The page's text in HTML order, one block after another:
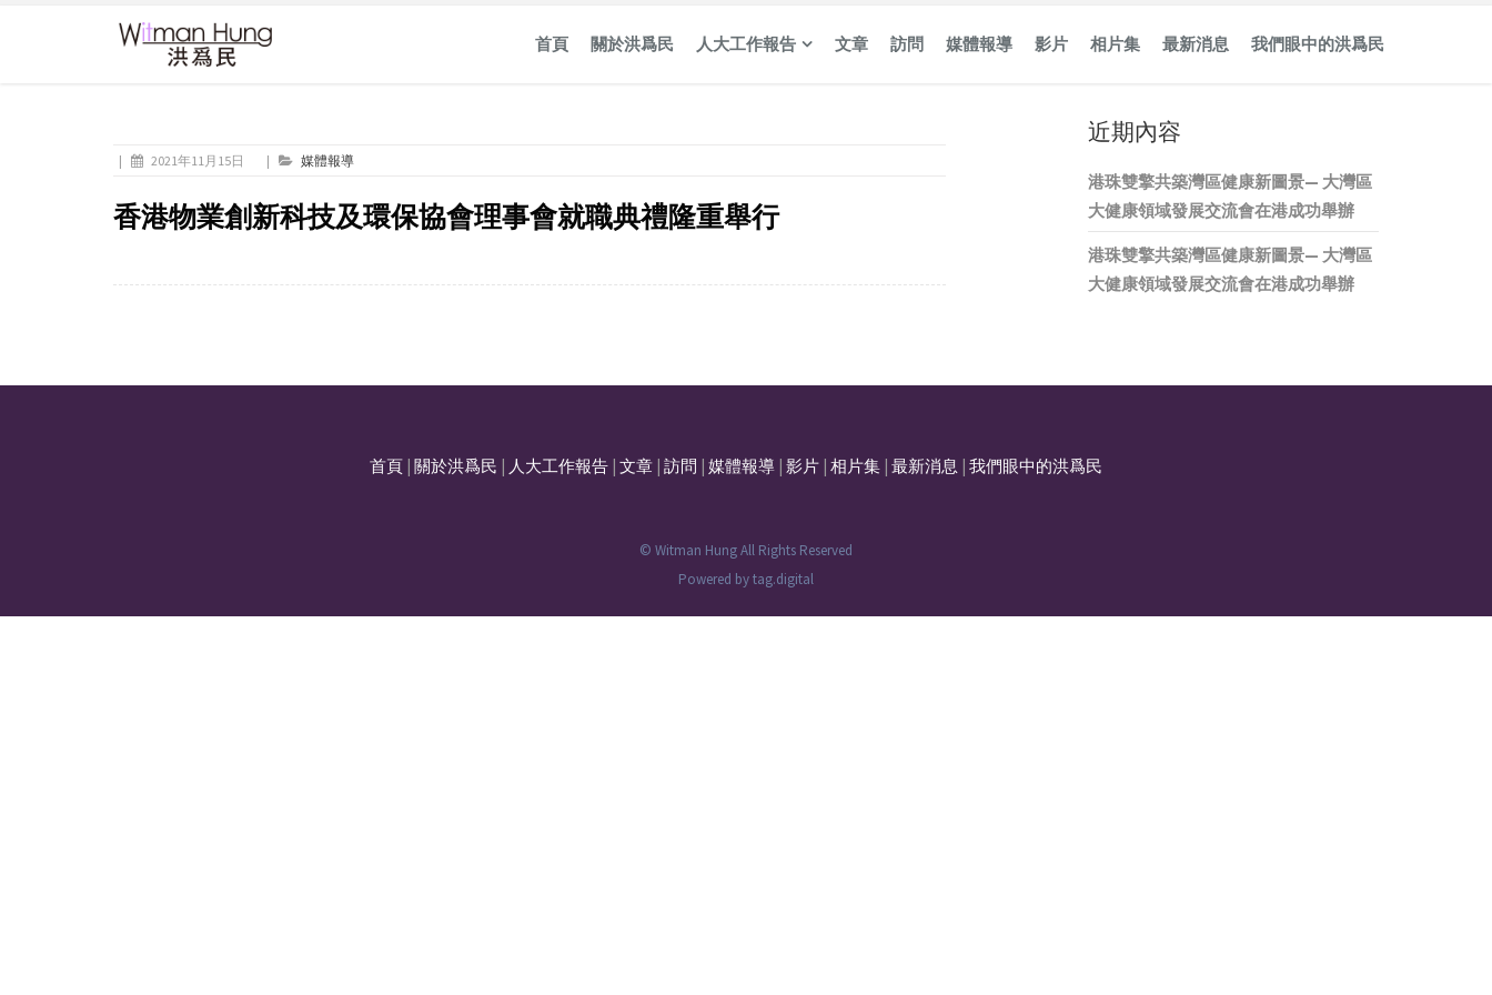
首頁 關於洪爲民 人大工作報告 文章 訪問 媒體報導 影片 相片集 最新消息 我們眼中的洪爲民
| 2021年11月15日 | 媒體報導
香港物業創新科技及環保協會理事會就職典禮隆重舉行
近期內容
港珠雙擎共築灣區健康新圖景— 大灣區
大健康領域發展交流會在港成功舉辦
港珠雙擎共築灣區健康新圖景— 大灣區
大健康領域發展交流會在港成功舉辦
首頁 關於洪爲民 人大工作報告 文章 訪問 媒體報導 影片 相片集 最新消息 我們眼中的洪爲民
© Witman Hung All Rights Reserved
Powered bytag.digital